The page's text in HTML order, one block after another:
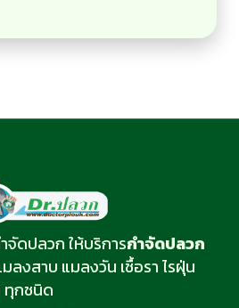
จัดปลวก ให้บริการกำจัดปลวก
งสาบ แมลงวัน เชื้อรา ไรฝุ่น
ทุกชนิด